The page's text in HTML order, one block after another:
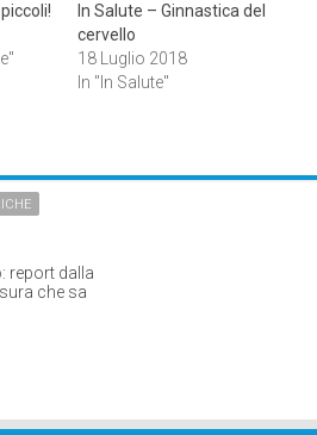
In Salute – Ginnastica del
cervello
18 Luglio 2018
In "In Salute"
report dalla
che sa